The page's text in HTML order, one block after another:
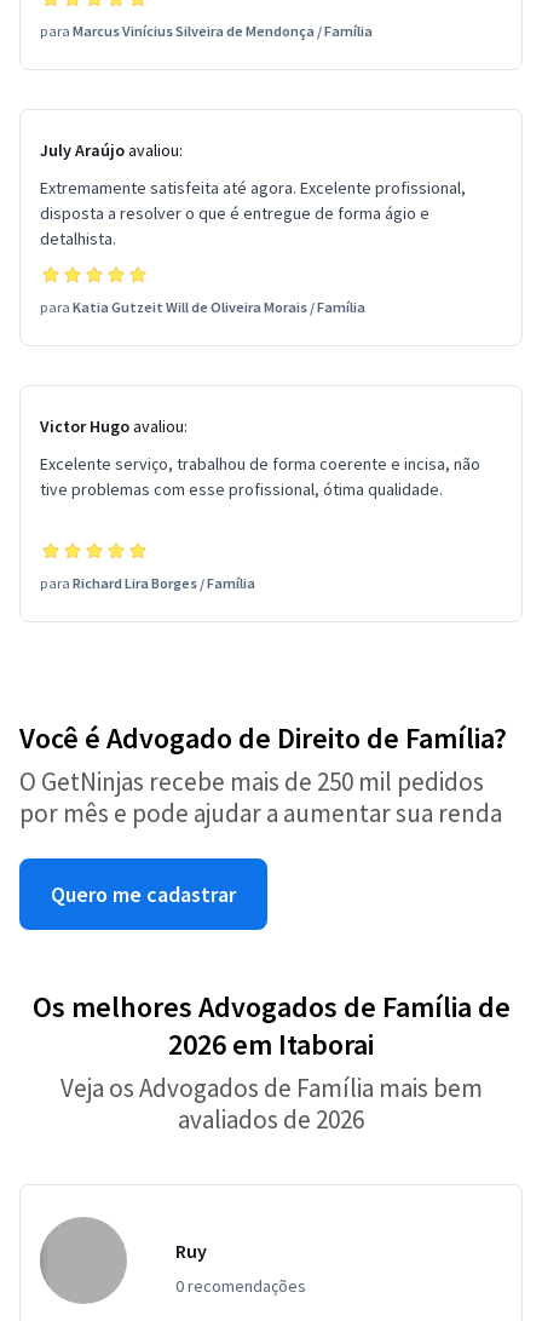
para Marcus Vinícius Silveira de Mendonça /Família
July Araújoavaliou:
Extremamente satisfeita até agora. Excelente profissional,
disposta a resolver o que é entregue de forma ágio e
detalhista.
para Katia Gutzeit Will de Oliveira Morais /Família
Victor Hugoavaliou:
Excelente serviço, trabalhou de forma coerente e incisa, não
tive problemas com esse profissional, ótima qualidade.
para Richard Lira Borges /Família
Você é Advogado de Direito de Família?
O GetNinjas recebe mais de 250 mil pedidos
por mês e pode ajudar a aumentar sua renda
Quero me cadastrar
Os melhores Advogados de Família de
2026 em Itaborai
Veja os Advogados de Família mais bem
avaliados de 2026
Ruy
0 recomendações